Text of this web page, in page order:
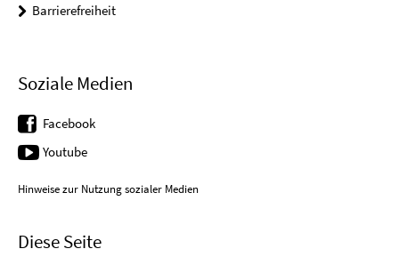
Barrierefreiheit
Soziale Medien
Facebook
Youtube
Hinweise zur Nutzung sozialer Medien
Diese Seite